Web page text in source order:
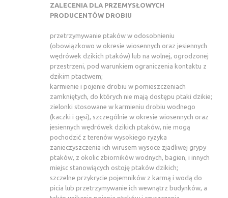
ZALECENIA DLA PRZEMYSŁOWYCH
PRODUCENTÓW DROBIU
przetrzymywanie ptaków w odosobnieniu
(obowiązkowo w okresie wiosennych oraz jesiennych
wędrówek dzikich ptaków) lub na wolnej, ogrodzonej
przestrzeni, pod warunkiem ograniczenia kontaktu z
dzikim ptactwem;
karmienie i pojenie drobiu w pomieszczeniach
zamkniętych, do których nie mają dostępu ptaki dzikie;
zielonki stosowane w karmieniu drobiu wodnego
(kaczki i gęsi), szczególnie w okresie wiosennych oraz
jesiennych wędrówek dzikich ptaków, nie mogą
pochodzić z terenów wysokiego ryzyka
zanieczyszczenia ich wirusem wysoce zjadliwej grypy
ptaków, z okolic zbiorników wodnych, bagien, i innych
miejsc stanowiących ostoję ptaków dzikich;
szczelne przykrycie pojemników z karmą i wodą do
picia lub przetrzymywanie ich wewnątrz budynków, a